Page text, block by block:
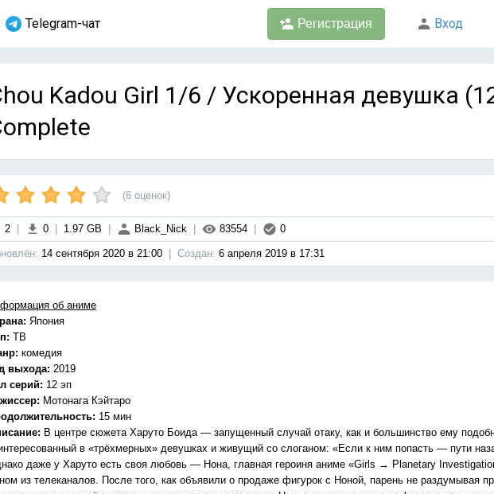
Telegram-чат Регистрация Вход
Kadou Girl 1/6 / Ускоренная девушка
(6 оценок)
2 0 1.97 GB Black_Nick 83554 0
14 сентября 2020 в 21:00 Cоздан: 6 апреля 2019 в 17:31
об аниме
Япония
ТВ
комедия
выхода: 2019
серий: 12 эп
Мотонага Кэйтаро
15 мин
В центре сюжета Харуто Боида — запущенный случай отаку, как и большинство ему
в «трёхмерных» девушках и живущий со слоганом: «Если к ним попасть — пути
даже у Харуто есть своя любовь — Нона, главная героиня аниме «Girls → Planetary
из телеканалов. После того, как объявили о продаже фигурок с Ноной, парень не раздумывая